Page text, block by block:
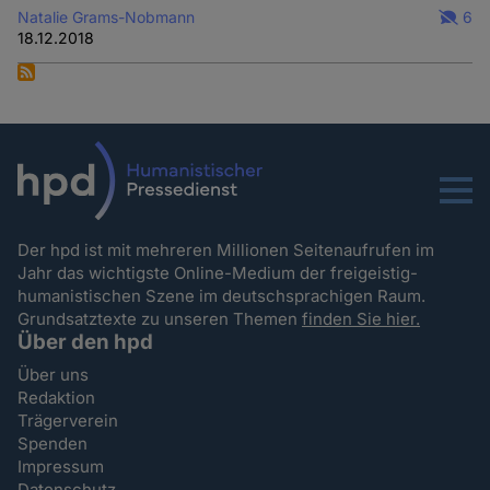
Natalie Grams-Nobmann
18.12.2018
6
Menu
Der hpd ist mit mehreren Millionen Seitenaufrufen im
Jahr das wichtigste Online-Medium der freigeistig-
humanistischen Szene im deutschsprachigen Raum.
Grundsatztexte zu unseren Themenfinden Sie hier.
Über den hpd
Über uns
Redaktion
Trägerverein
Spenden
Impressum